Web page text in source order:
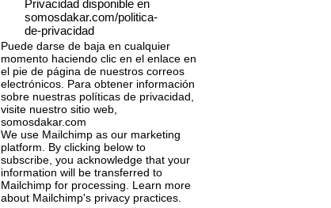
Privacidad disponible en
somosdakar.com/politica-
de-privacidad
Puede darse de baja en cualquier
momento haciendo clic en el enlace en
el pie de página de nuestros correos
electrónicos. Para obtener información
sobre nuestras políticas de privacidad,
visite nuestro sitio web,
somosdakar.com
We use Mailchimp as our marketing
platform. By clicking below to
subscribe, you acknowledge that your
information will be transferred to
Mailchimp for processing. Learn more
about Mailchimp's privacy practices.